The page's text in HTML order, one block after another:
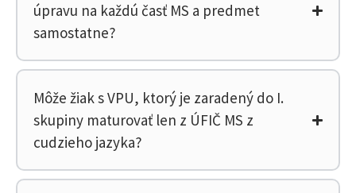
úpravu na každú časť MS a predmet
samostatne?
Môže žiak s VPU, ktorý je zaradený do I.
skupiny maturovať len z ÚFIČ MS z
cudzieho jazyka?